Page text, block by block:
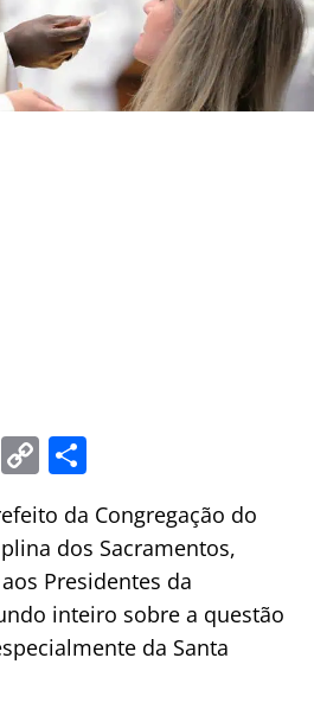
E
m
C
p
y
Li
n
ar
e
da Congregação do
dos Sacramentos,
aos Presidentes da
inteiro sobre a questão
da Santa